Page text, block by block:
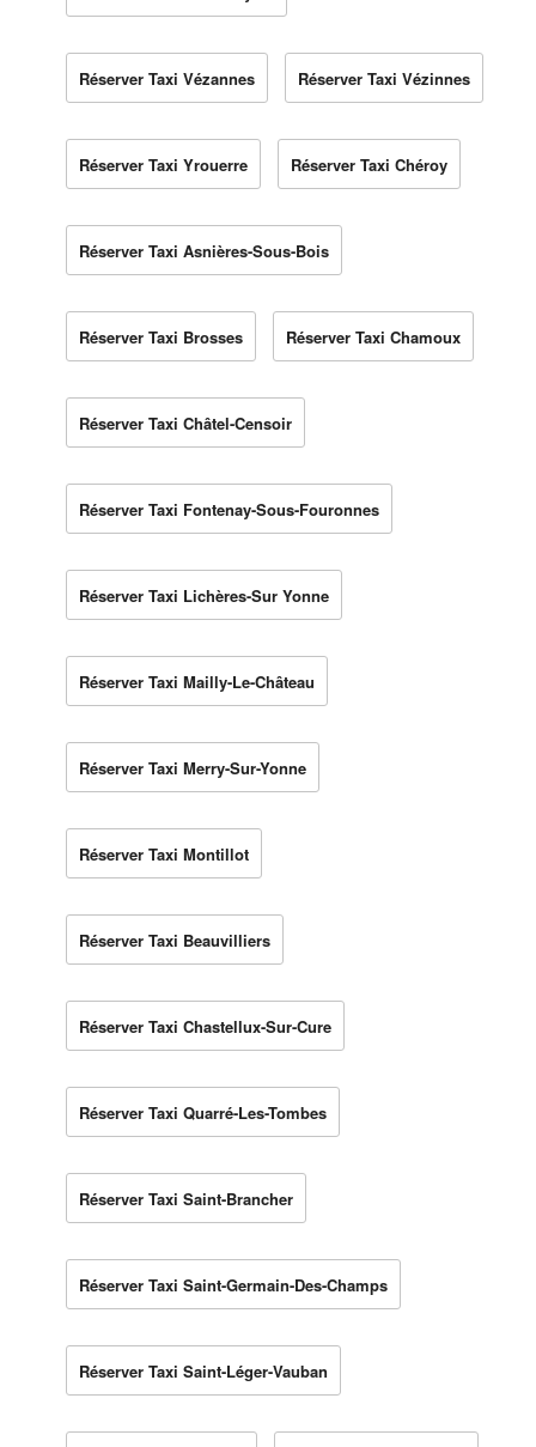
Réserver Taxi Vézannes Réserver Taxi Vézinnes
Réserver Taxi Yrouerre Réserver Taxi Chéroy
Réserver Taxi Asnières-Sous-Bois
Réserver Taxi Brosses Réserver Taxi Chamoux
Réserver Taxi Châtel-Censoir
Réserver Taxi Fontenay-Sous-Fouronnes
Réserver Taxi Lichères-Sur Yonne
Réserver Taxi Mailly-Le-Château
Réserver Taxi Merry-Sur-Yonne
Réserver Taxi Montillot
Réserver Taxi Beauvilliers
Réserver Taxi Chastellux-Sur-Cure
Réserver Taxi Quarré-Les-Tombes
Réserver Taxi Saint-Brancher
Réserver Taxi Saint-Germain-Des-Champs
Réserver Taxi Saint-Léger-Vauban